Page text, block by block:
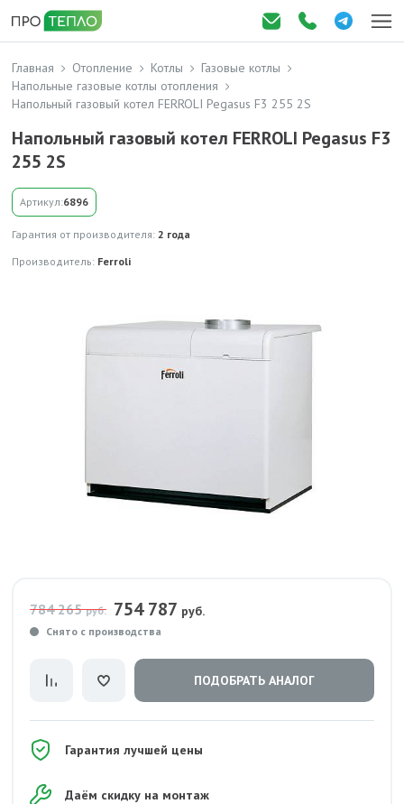
Главная Отопление Котлы
Газовые котлы
Напольные газовые котлы отопления
Напольный газовый котел FERROLI Pegasus F3 255 2S
Напольный газовый котел FERROLI Pegasus F3
255 2S
Артикул:6896
Гарантия от производителя: 2 года
Производитель: Ferroli
784 265руб. 754 787 руб.
Снято с производства
ПОДОБРАТЬ АНАЛОГ
Гарантия лучшей цены
Даём скидку на монтаж